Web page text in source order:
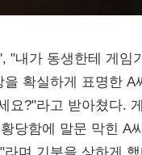
"내가 동생한테 게임
확실하게 표명한
요?"라고 받아쳤다.
당함에 말문 막힌 A
며 기분을 상하게 했